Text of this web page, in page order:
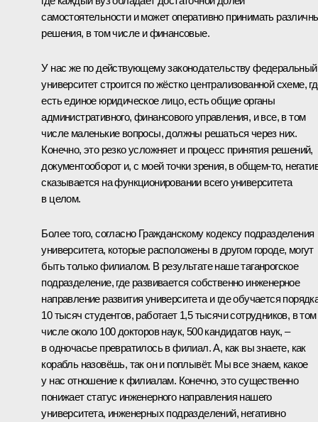
самостоятельности и может оперативно принимать
решения, в том числе и финансовые.
У нас же по действующему законодательству федеральный
университет строится по жёстко централизованной схеме,
есть единое юридическое лицо, есть общие органы
административного, финансового управления, и все, в том
числе маленькие вопросы, должны решаться через них.
Конечно, это резко усложняет и процесс принятия решений,
документооборот и, с моей точки зрения, в общем‑то,
сказывается на функционировании всего университета
в целом.
Более того, согласно Гражданскому кодексу подразделения
университета, которые расположены в другом городе, могут
быть только филиалом. В результате наше таганрогское
подразделение, где развивается собственно инженерное
направление развития университета и где обучается
10 тысяч студентов, работает 1,5 тысячи сотрудников, в том
числе около 100 докторов наук, 500 кандидатов наук, –
в одночасье превратилось в филиал. А, как вы знаете, как
корабль назовёшь, так он и поплывёт. Мы все знаем, какое
у нас отношение к филиалам. Конечно, это существенно
понижает статус инженерного направления нашего
университета, инженерных подразделений, негативно